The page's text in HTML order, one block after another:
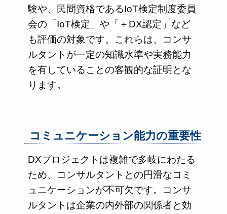
験や、民間資格であるIoT検定制度委員
会の「IoT検定」や「＋DX認定」など
も評価の対象です。これらは、コンサ
ルタントが一定の知識水準や実務能力
を有していることの客観的な証明とな
ります。
コミュニケーション能力の重要性
DXプロジェクトは複雑で多岐にわたる
ため、コンサルタントとの円滑なコミ
ュニケーションが不可欠です。コンサ
ルタントは企業の内外部の関係者と効